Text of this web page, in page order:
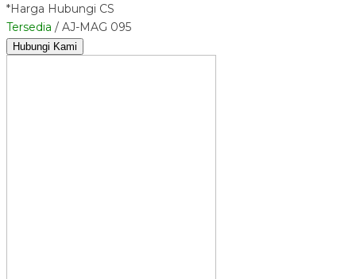
*Harga Hubungi CS
Tersedia / AJ-MAG 095
Hubungi Kami